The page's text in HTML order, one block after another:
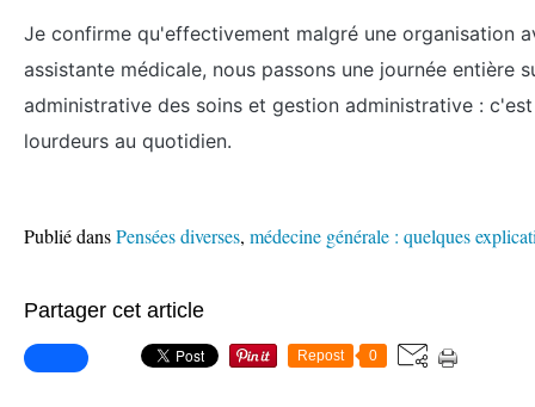
Je confirme qu'effectivement malgré une organisation
assistante médicale, nous passons une journée entière
administrative des soins et gestion administrative :
lourdeurs au quotidien.
Publié dansPensées diverses, médecine générale : quelques
Partager cet article
Repost 0